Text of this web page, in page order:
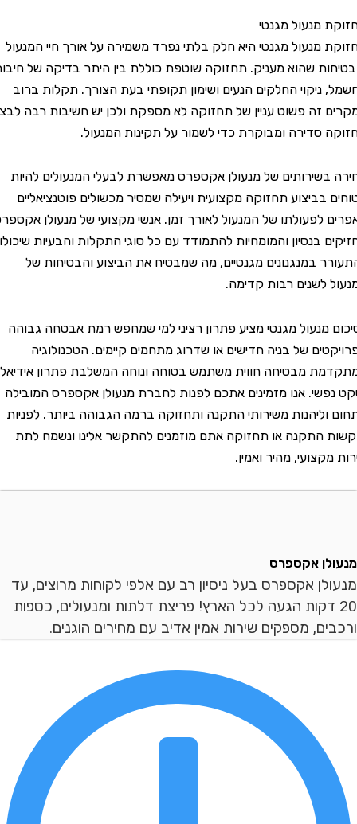
מגנטי
מנעול מגנטי היא חלק בלתי נפרד משמירה על אורך חיי המנעול
שהוא מעניק. תחזוקה שוטפת כוללת בין היתר בדיקה של חיבורי
החלקים הנעים ושימון תקופתי בעת הצורך. תקלות ברוב
זה פשוט עניין של תחזוקה לא מספקת ולכן יש חשיבות רבה לבצע
סדירה ומבוקרת כדי לשמור על תקינות המנעול.
של מנעולן אקספרס מאפשרת לבעלי המנעולים להיות
תחזוקה מקצועית ויעילה שמסיר מכשולים פוטנציאליים
לפעולתו של המנעול לאורך זמן. אנשי מקצועי של מנעולן אקספרס
בנסיון והמומחיות להתמודד עם כל סוגי התקלות והבעיות שיכולות
במנגנונים מגנטיים, מה שמבטיח את הביצוע והבטיחות של
לשנים רבות קדימה.
מנעול מגנטי מציע פתרון רציני למי שמחפש רמת אבטחה גבוהה
של בניה חדישים או שדרוג מתחמים קיימים. הטכנולוגיה
מבטיחה חווית משתמש בטוחה ונוחה המשלבת פתרון אידיאלי
אנו מזמינים אתכם לפנות לחברת מנעולן אקספרס המובילה
משירותי התקנה ותחזוקה ברמה הגבוהה ביותר. לפניות
התקנה או תחזוקה אתם מוזמנים להתקשר אלינו ונשמח לתת
מהיר ואמין.
אקספרס
אקספרס בעל ניסיון רב עם אלפי לקוחות מרוצים, עד
דקות הגעה לכל הארץ! פריצת דלתות ומנעולים, כספות
מספקים שירות אמין אדיב עם מחירים הוגנים.